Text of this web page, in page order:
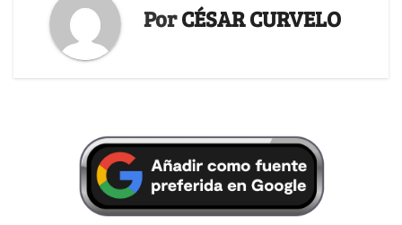
PorCÉSAR CURVELO